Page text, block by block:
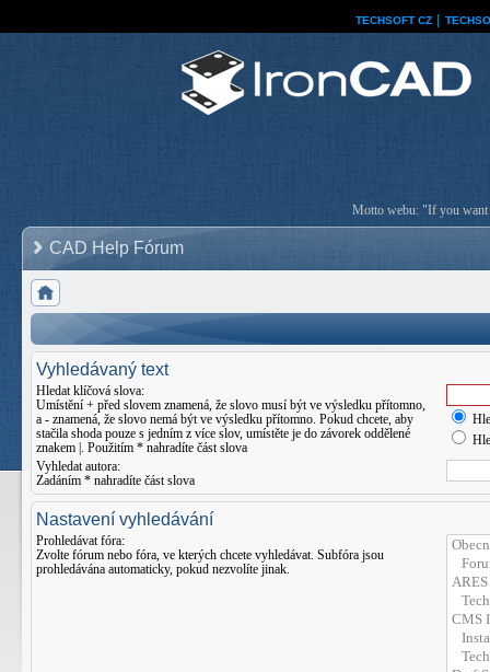
TECHSOFT CZ
Motto webu: "If you want
CAD Help Fórum
Vyhledávaný text
Hledat klíčová slova:
Umístění + před slovem znamená, že slovo musí být ve výsledku přítomno,
a - znamená, že slovo nemá být ve výsledku přítomno. Pokud chcete, aby
stačila shoda pouze s jedním z více slov, umístěte je do závorek oddělené
znakem . Použitím * nahradíte část slova
Vyhledat autora:
Zadáním * nahradíte část slova
Nastavení vyhledávání
Prohledávat fóra:
Zvolte fórum nebo fóra, ve kterých chcete vyhledávat. Subfóra jsou
prohledávána automaticky, pokud nezvolíte jinak.